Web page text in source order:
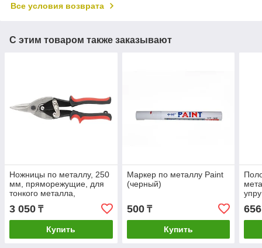
Все условия возврата
С этим товаром также заказывают
Ножницы по металлу, 250
мм, пряморежущие, для
тонкого металла,
обрезиненные рукоятки
Matrix
3 050 ₸
Купить
Маркер по металлу Paint
(черный)
500₸
Купить
656